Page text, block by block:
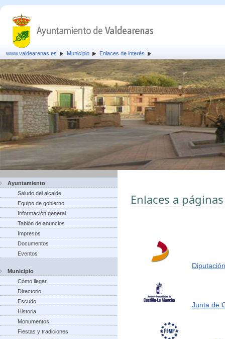
www.valdearenas.es Municipio Enlaces de interés
Ayuntamiento
Saludo del alcalde
Equipo de gobierno
Información general
Tablón de anuncios
Impresos
Documentos
Eventos
Municipio
Cómo llegar
Directorio
Escudo
Historia
Monumentos
Fiestas y tradiciones
Enlaces a
Junta de